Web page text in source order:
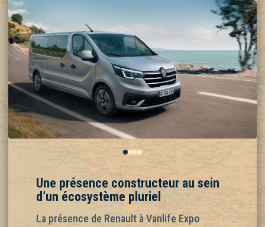
0123
Une présence constructeur au sein
d’un écosystème pluriel
La présence de Renault à Vanlife Expo